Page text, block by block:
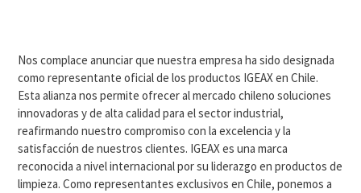
Nos complace anunciar que nuestra empresa ha sido designada
como representante oficial de los productos IGEAX en Chile.
Esta alianza nos permite ofrecer al mercado chileno soluciones
innovadoras y de alta calidad para el sector industrial,
reafirmando nuestro compromiso con la excelencia y la
satisfacción de nuestros clientes. IGEAX es una marca
reconocida a nivel internacional por su liderazgo en productos de
limpieza. Como representantes exclusivos en Chile, ponemos a